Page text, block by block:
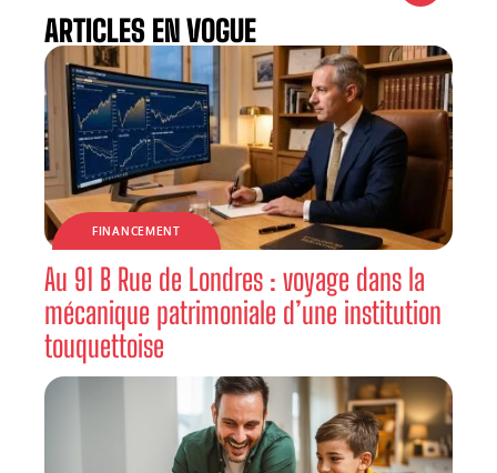
ARTICLES EN VOGUE
FINANCEMENT
Au 91 B Rue de Londres : voyage dans la
mécanique patrimoniale d’une institution
touquettoise